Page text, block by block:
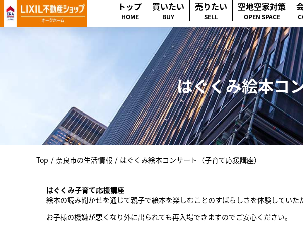
トップ
HOME
買いたい
BUY
売りたい
SELL
空地空家対策
OPEN SPACE
はぐくみ絵本コ
Top / 奈良市の生活情報 / はぐくみ絵本コンサート（子育て応援講座）
はぐくみ子育て応援講座
絵本の読み聞かせを通じて親子で絵本を楽しむことのすばらしさを体験していた
お子様の機嫌が悪くなり外に出られても再入場できますのでご安心ください。